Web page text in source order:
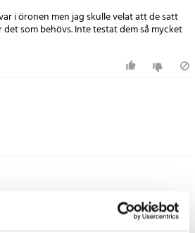
Spatial Sound
Hz
med Smart Ambient
12 h
h med laddningsfodral
65 mAh
590 mAh
i öronen men jag skulle velat att de satt
som behövs. Inte testat dem så mycket